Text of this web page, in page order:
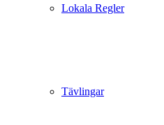
Lokala Regler
Tävlingar